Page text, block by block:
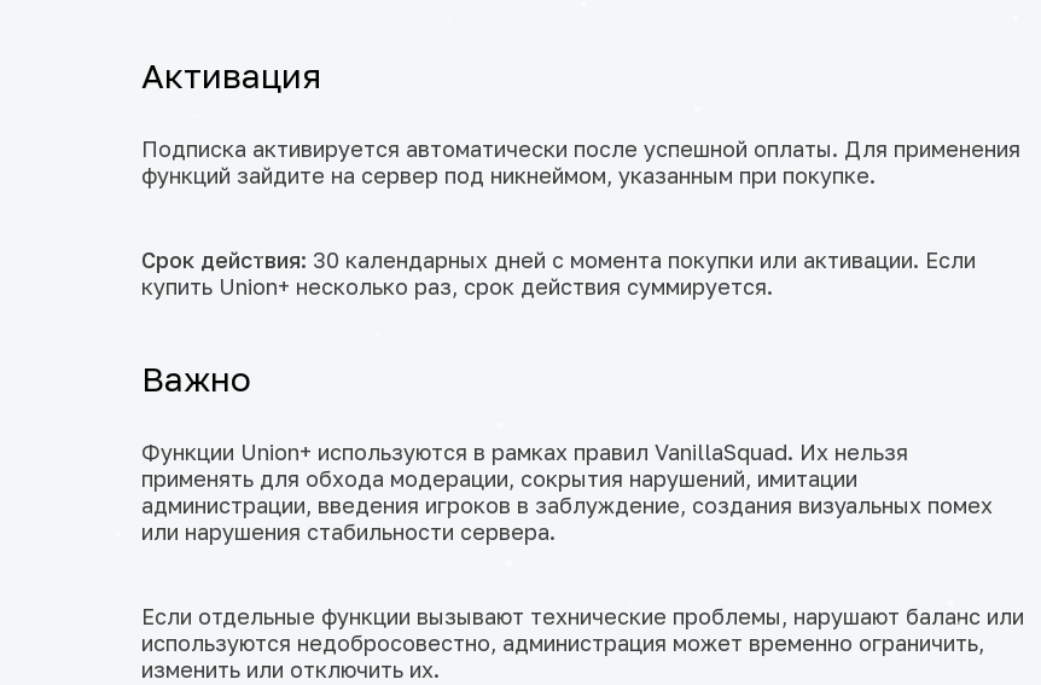
Активация
Подписка активируется автоматически после успешной оплаты. Для применения
функций зайдите на сервер под никнеймом, указанным при покупке.
Срок действия: 30 календарных дней с момента покупки или активации. Если
купить Union+ несколько раз, срок действия суммируется.
Важно
Функции Union+ используются в рамках правил VanillaSquad. Их нельзя
применять для обхода модерации, сокрытия нарушений, имитации
администрации, введения игроков в заблуждение, создания визуальных помех
или нарушения стабильности сервера.
Если отдельные функции вызывают технические проблемы, нарушают баланс или
используются недобросовестно, администрация может временно ограничить,
изменить или отключить их.